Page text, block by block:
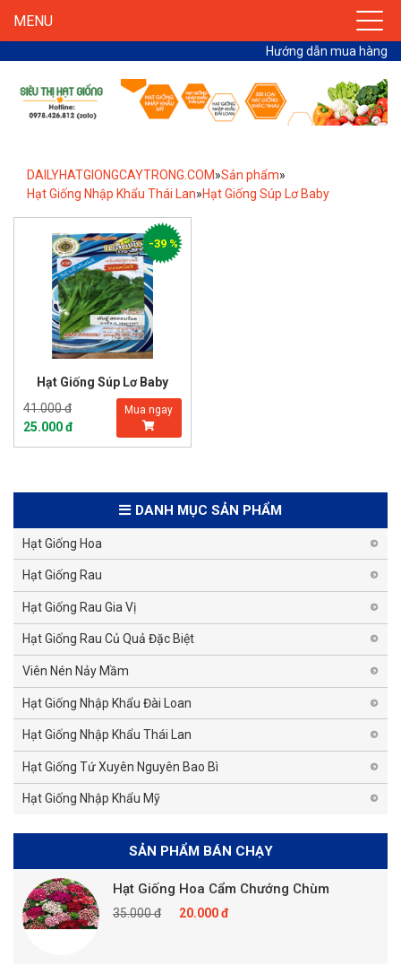
MENU
Hướng dẫn mua hàng
DAILYHATGIONGCAYTRONG.COM»Sản phẩm»
Hạt Giống Nhập Khẩu Thái Lan»Hạt Giống Súp Lơ Baby
Hạt Giống Súp Lơ Baby
41.000 đ
25.000 đ
Mua ngay
-39 %
DANH MỤC SẢN PHẨM
Hạt Giống Hoa
Hạt Giống Rau
Hạt Giống Rau Gia Vị
Hạt Giống Rau Củ Quả Đặc Biệt
Viên Nén Nảy Mầm
Hạt Giống Nhập Khẩu Đài Loan
Hạt Giống Nhập Khẩu Thái Lan
Hạt Giống Tứ Xuyên Nguyên Bao Bì
Hạt Giống Nhập Khẩu Mỹ
SẢN PHẨM BÁN CHẠY
Hạt Giống Hoa Cẩm Chướng Chùm
35.000 đ 20.000 đ